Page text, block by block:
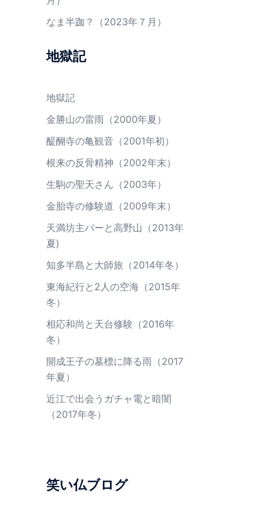
なま半跏？（2023年７月）
地獄記
地獄記
金勝山の雷雨（2000年夏）
醍醐寺の亀観音（2001年初）
根来の反骨精神（2002年末）
生駒の聖天さん（2003年）
金胎寺の修験道（2009年末）
天満坊主バーと高野山（2013年
夏)
知多半島と大師旅（2014年冬）
東海紀行と2人の空海（2015年
冬）
相応和尚と天台修験（2016年
冬）
開成王子の墓標に降る雨（2017
年夏）
近江で出会うガチャ電と暗闇
（2017年冬）
笑い仏ブログ